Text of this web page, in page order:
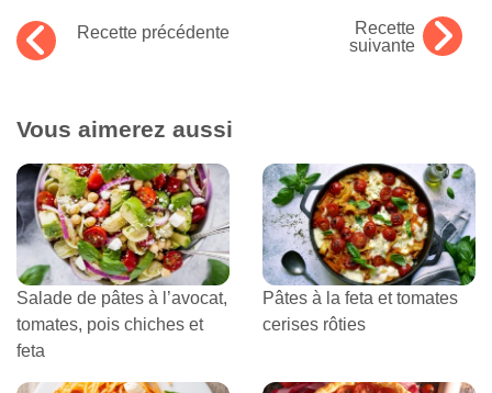
Recette précédente
Recette
suivante
Vous aimerez aussi
Salade de pâtes à l’avocat,
tomates, pois chiches et
feta
Pâtes à la feta et tomates
cerises rôties